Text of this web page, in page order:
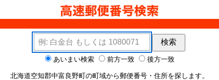
検索キーワード
検索
検索オプション あいまい検索 前方一致 後方一致
北海道空知郡中富良野町の町域から郵便番号・住所を探します。